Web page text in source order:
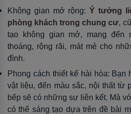
Không gian mở rộng:Ý tưởng
phòng khách trong chung cư,
tạo không gian mở, mang đến
thoáng, rộng rãi, mát mẻ cho
đình.
Phong cách thiết kế hài hòa:
vật liệu, đến màu sắc, nội thất từ
bếp sẽ có những sự liên kết. Mà
có thể sáng tạo dựa trên đề bài